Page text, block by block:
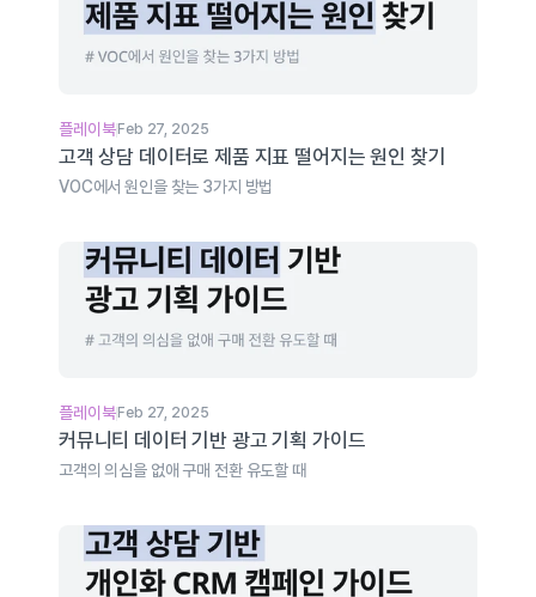
플레이북 Feb 27, 2025
고객 상담 데이터로 제품 지표 떨어지는 원인 찾기
VOC에서 원인을 찾는 3가지 방법
플레이북 Feb 27, 2025
커뮤니티 데이터 기반 광고 기획 가이드
고객의 의심을 없애 구매 전환 유도할 때